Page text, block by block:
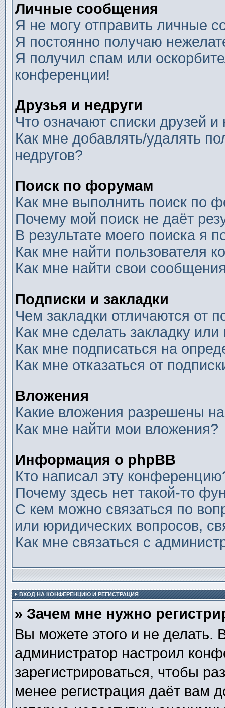
Личные сообщения
Я не могу отправить личные
Я постоянно получаю
Я получил спам или
конференции!
Друзья и недруги
Что означают списки друзей и
Как мне добавлять/удалять
недругов?
Поиск по форумам
Как мне выполнить поиск по
Почему мой поиск не даёт
В результате моего поиска я
Как мне найти пользователя
Как мне найти свои
Подписки и закладки
Чем закладки отличаются от
Как мне сделать закладку
Как мне подписаться на
Как мне отказаться от
Вложения
Какие вложения разрешены
Как мне найти мои вложения?
Информация о phpBB
Кто написал эту
Почему здесь нет такой-то
С кем можно связаться по
или юридических вопросов,
Как мне связаться с
ВХОД НА КОНФЕРЕНЦИЮ И РЕГИСТРАЦИЯ
» Зачем мне нужно
Вы можете этого и не делать.
администратор настроил
зарегистрироваться, чтобы
менее регистрация даёт вам